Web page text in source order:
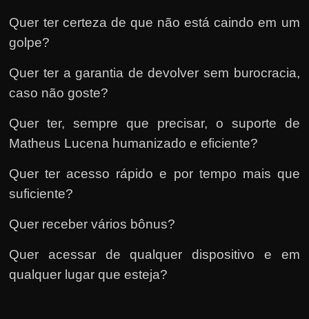
Quer ter certeza de que não está caindo em um
golpe?
Quer ter a garantia de devolver sem burocracia,
caso não goste?
Quer ter, sempre que precisar, o suporte de
Matheus Lucena humanizado e eficiente?
Quer ter acesso rápido e por tempo mais que
suficiente?
Quer receber vários bônus?
Quer acessar de qualquer dispositivo e em
qualquer lugar que esteja?